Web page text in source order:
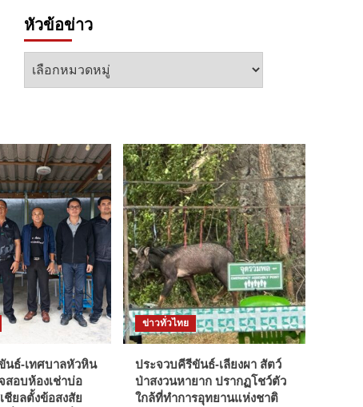
หัวข้อข่าว
หัวข้อ
นธ์-เทศบาลหัวหิน
สอบห้องเช่าบ่อ
ชียลตั้งข้อสงสัย
ข่าวทั่วไทย
ประจวบคีรีขันธ์-เลียงผา สัตว์
ป่าสงวนหายาก ปรากฏโชว์ตัว
ใกล้ที่ทำการอุทยานแห่งชาติ